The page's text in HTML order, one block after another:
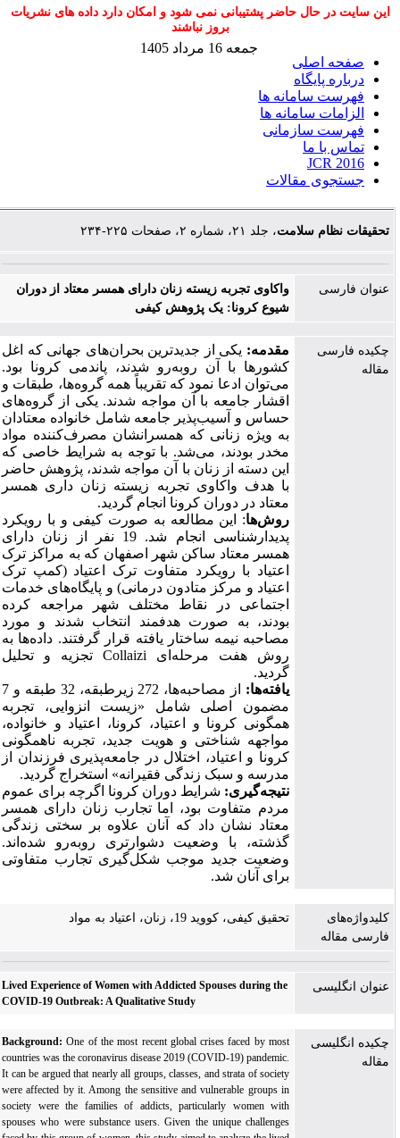
این سایت در حال حاضر پشتیبانی نمی شود و امکان دارد داده های نشریات
بروز نباشند
صفحه اصلی
درباره پایگاه
فهرست سامانه ها
الزامات سامانه ها
فهرست سازمانی
تماس با ما
JCR 2016
جستجوی مقالات
جمعه 16 مرداد 1405
تحقیقات نظام سلامت، جلد ۲۱، شماره ۲، صفحات ۲۲۵-۲۳۴
عنوان فارسی
واکاوی تجربه زیسته زنان دارای همسر معتاد از دوران
شیوع کرونا: یک پژوهش کیفی
چکیده فارسی
مقاله
مقدمه:یکی از جدیدترین بحران‌های جهانی که اغل
کشورها با آن رو‌به‌رو شدند، پاندمی کرونا بود.
می‌توان ادعا نمود که تقریباً همه گروه‌ها، طبقات و
اقشار جامعه با آن مواجه شدند. یکی از گروه‌های
حساس و آسیب‌پذیر جامعه شامل خانواده معتادان
به ویژه زنانی که همسرانشان مصرف‌کننده مواد
مخدر بودند، می‌شد. با توجه به شرایط خاصی که
این دسته از زنان با آن مواجه شدند، پژوهش حاضر
با هدف واکاوی تجربه زیسته زنان داری همسر
معتاد در دوران کرونا انجام گردید.
روش‌ها:این مطالعه به صورت کیفی و با رویکرد
پدیدارشناسی انجام شد. 19 نفر از زنان دارای
همسر معتاد ساکن شهر اصفهان که به مراکز ترک
اعتیاد با رویکرد متفاوت ترک اعتیاد (کمپ ترک
اعتیاد و مرکز متادون درمانی) و پایگاه‌های خدمات
اجتماعی در نقاط مختلف شهر مراجعه کرده
بودند، به صورت هدفمند انتخاب شدند و مورد
مصاحبه نیمه ساختار یافته قرار گرفتند. داده‌ها به
روش هفت مرحله‌ای
Collaiziتجزیه و تحلیل
گردید.
یافته‌ها:
از مصاحبه‌ها، 272 زیرطبقه، 32 طبقه و 7
مضمون اصلی شامل «زیست انزوایی، تجربه
همگونی کرونا و اعتیاد، کرونا، اعتیاد و خانواده،
مواجهه شناختی و هویت جدید، تجربه ناهمگونی
کرونا و اعتیاد، اختلال در جامعه‌پذیری فرزندان از
مدرسه و سبک زندگی فقیرانه» استخراج گردید.
نتیجه‌گیری: شرایط دوران کرونا اگرچه برای عموم
مردم متفاوت بود، اما تجارب زنان دارای همسر
معتاد نشان داد که آنان علاوه بر سختی زندگی
گذشته، با وضعیت دشوارتری روبه‌رو شده‌اند.
وضعیت جدید موجب شکل‌گیری تجارب متفاوتی
برای آنان شد.
کلیدواژه‌های
فارسی مقاله
تحقیق کیفی، کووید 19، زنان، اعتیاد به مواد
عنوان انگلیسی
Lived Experience of Women with Addicted Spouses during the
COVID-19 Outbreak: A Qualitative Study
چکیده انگلیسی
مقاله
Background:One of the most recent global crises faced by most
countries was the coronavirus disease 2019 (COVID-19) pandemic.
It can be argued that nearly all groups, classes, and strata of society
were affected by it. Among the sensitive and vulnerable groups in
society were the families of addicts, particularly women with
spouses who were substance users. Given the unique challenges